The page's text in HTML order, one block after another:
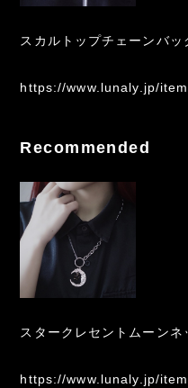
スカルトップチェーンバ
https://www.lunaly.jp/
Recommended
スタークレセントムーンネ
https://www.lunaly.jp/